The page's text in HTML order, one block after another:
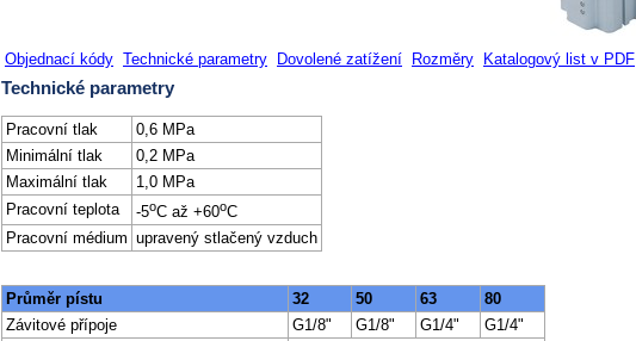
Objednací kódy Technické parametry Dovolené zatížení Rozměry Katalogový list v PDF
Technické parametry
Pracovní tlak
0,6 MPa
Minimální tlak
0,2 MPa
Maximální tlak
1,0 MPa
Pracovní teplota
-5oC až +60oC
Pracovní médium upravený stlačený vzduch
Průměr pístu 32 50 63
80
Závitové přípoje
G1/8" G1/8" G1/4"
G1/4"